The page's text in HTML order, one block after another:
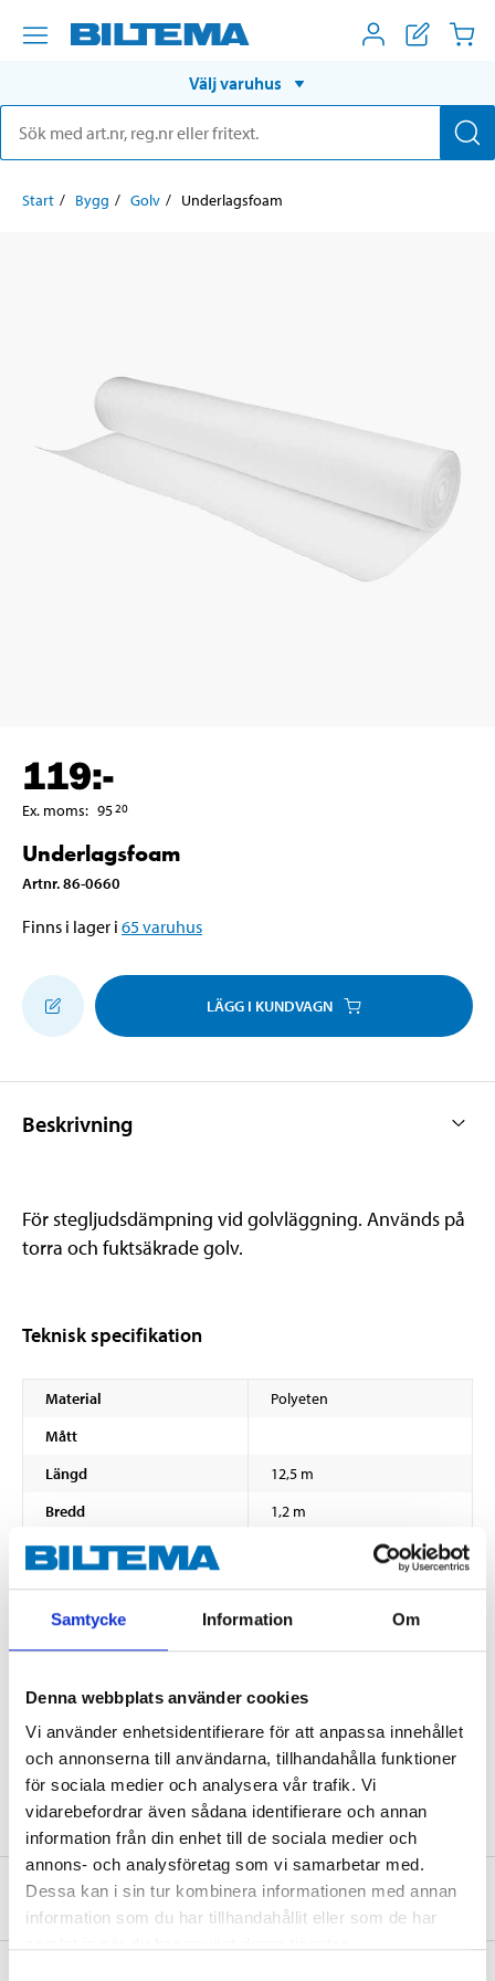
Samtycke Information Om
Denna webbplats använder cookies
Vi använder enhetsidentifierare för att anpassa innehållet
och annonserna till användarna, tillhandahålla funktioner
för sociala medier och analysera vår trafik. Vi
vidarebefordrar även sådana identifierare och annan
information från din enhet till de sociala medier och
annons- och analysföretag som vi samarbetar med.
Dessa kan i sin tur kombinera informationen med annan
information som du har tillhandahållit eller som de har
Välj varuhus
Start Bygg Golv Underlagsfoam
119:-
Ex. moms: 9520
Underlagsfoam
Artnr.86-0660
Finns i lager i 65varuhus
LÄGG I KUNDVAGN
Beskrivning
För stegljudsdämpning vid golvläggning. Används på
torra och fuktsäkrade golv.
Teknisk specifikation
Material
Polyeten
Mått
Längd
12,5 m
Bredd
1,2 m
Tjocklek
Mekaniska egenskaper
Bullerdämpning
19 dB
Densitet
25 +/-5 kg/m³
Omgivningstemperatur
-40 °C – +80 °C
0,04 W/mK
Om tillverkaren